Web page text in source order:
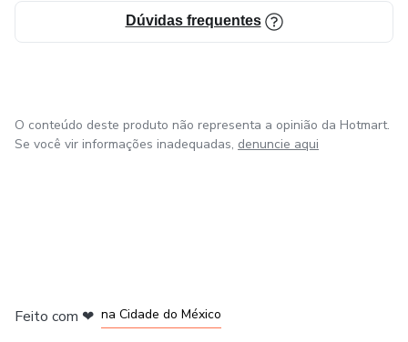
Dúvidas frequentes
O conteúdo deste produto não representa a opinião da Hotmart.
Se você vir informações inadequadas, denuncie aqui
Feito com ❤ na Cidade do México